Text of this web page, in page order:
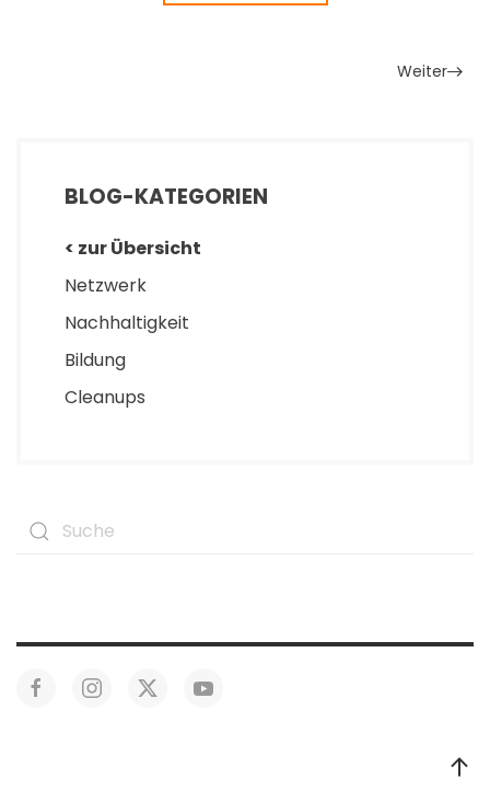
Weiter
BLOG-KATEGORIEN
< zur Übersicht
Netzwerk
Nachhaltigkeit
Bildung
Cleanups